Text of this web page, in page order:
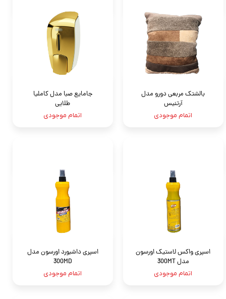
بالشتک مربعی دورو مدل
آرتنیس
اتمام موجودی
جامايع صبا مدل كامليا
طلايى
اتمام موجودی
اسپری واکس لاستیک اورسون
مدل 300MT
اتمام موجودی
اسپری داشبورد اورسون مدل
300MD
اتمام موجودی